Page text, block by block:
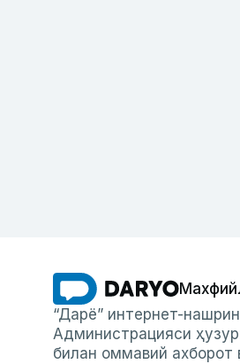
“Дарё” интернет-
Администрацияси
билан оммавий ахборот